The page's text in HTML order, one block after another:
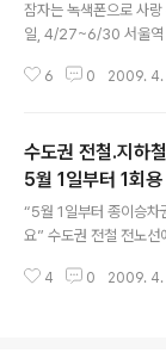
잠자는 녹색폰으로 사
일, 4/27~6/30 서울역
오는 6월 30일까지 전
산역·익산역·김제역·정
역·목포역 코레일(한국
경오염을 예방하고 자
일)부터 6월 30일까지
당 1장의 열차운임할인
6 0 2009. 4.
수도권 전철.지하
5월 1일부터 1회
“5월 1일부터 종이승차
요” 수도권 전철 전노선
(MS ; Magnetic
4 0 2009. 4.